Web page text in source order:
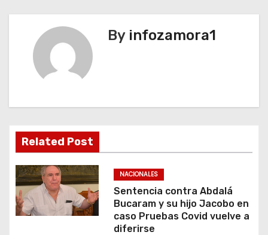
e
i
ó
n
d
e
By infozamora1
Related Post
NACIONALES
Sentencia contra Abdalá
Bucaram y su hijo Jacobo en
caso Pruebas Covid vuelve a
diferirse